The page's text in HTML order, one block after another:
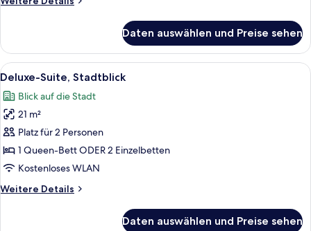
anzeigen
Doppel-
oder
-
Daten auswählen und Preise sehen
Alle
Fotos
für
Deluxe-
Suite,
Stadtblick
anzeigen
Ein Hotelzimmer mit Essbereich,
10
Deluxe-Suite, Stadtblick
Blick auf die Stadt
21 m²
Platz für 2 Personen
1 Queen-Bett ODER 2 Einzelbetten
Kostenloses WLAN
Weitere Details
Weitere
Daten auswählen und Preise sehen